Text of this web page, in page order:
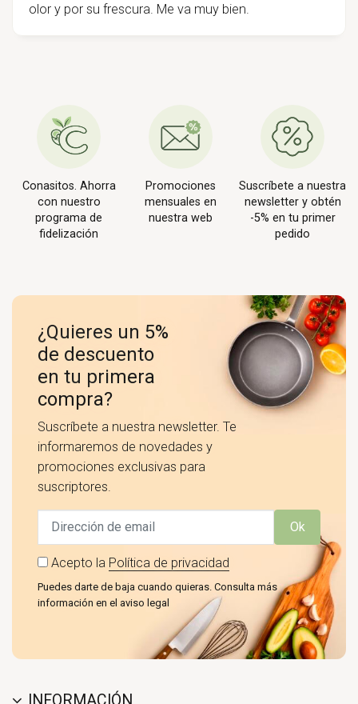
olor y por su frescura. Me va muy bien.
Conasitos. Ahorra
con nuestro
programa de
fidelización
Promociones
mensuales en
nuestra web
Suscríbete a nuestra
newsletter y obtén
-5% en tu primer
pedido
¿Quieres un 5%
de descuento
en tu primera
compra?
Suscríbete a nuestra newsletter. Te
informaremos de novedades y
promociones exclusivas para
suscriptores.
Ok
Acepto la Política de privacidad
Puedes darte de baja cuando quieras. Consulta más
información en el aviso legal